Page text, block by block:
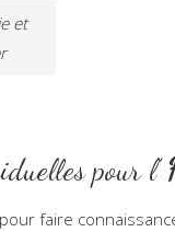
et
pour l’
faire